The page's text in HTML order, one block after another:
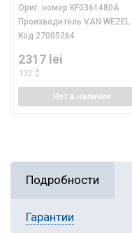
Ориг. номер KF0361480A
ПроизводительVAN WEZEL
Код 27005264
2317 lei
132 $
Нет в наличии
Подробности
Гарантии